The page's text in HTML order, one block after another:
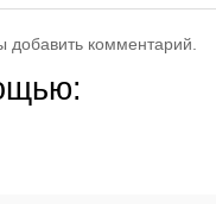
добавить комментарий.